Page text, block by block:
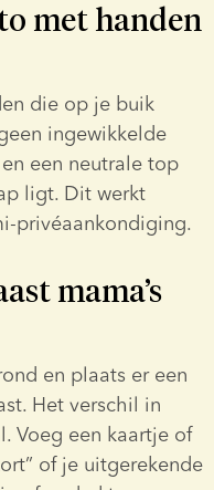
met handen
die op je buik
ingewikkelde
een neutrale top
ligt. Dit werkt
privéaankondiging.
mama’s
en plaats er een
Het verschil in
Voeg een kaartje of
of je uitgerekende